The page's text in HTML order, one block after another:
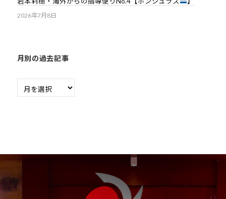
2026年7月8日
月別の過去記事
月
事